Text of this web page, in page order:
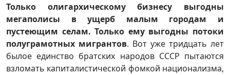
Только олигархическому бизнесу выгодны
мегаполисы в ущерб малым городам и
пустеющим селам. Только ему выгодны потоки
полуграмотных мигрантов. Вот уже тридцать лет
былое единство братских народов СССР пытаются
взломать капиталистической фомкой национализма,